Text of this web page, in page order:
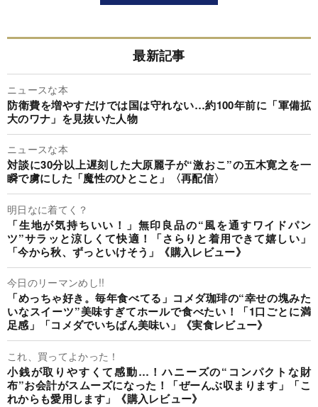
最新記事
ニュースな本
防衛費を増やすだけでは国は守れない…約100年前に「軍備拡
大のワナ」を見抜いた人物
ニュースな本
対談に30分以上遅刻した大原麗子が“激おこ”の五木寛之を一
瞬で虜にした「魔性のひとこと」〈再配信〉
明日なに着てく？
「生地が気持ちいい！」無印良品の“風を通すワイドパン
ツ”サラッと涼しくて快適！「さらりと着用できて嬉しい」
「今から秋、ずっといけそう」《購入レビュー》
今日のリーマンめし!!
「めっちゃ好き。毎年食べてる」コメダ珈琲の“幸せの塊みた
いなスイーツ”美味すぎてホールで食べたい！「1口ごとに満
足感」「コメダでいちばん美味い」《実食レビュー》
これ、買ってよかった！
小銭が取りやすくて感動…！ハニーズの“コンパクトな財
布”お会計がスムーズになった！「ぜーんぶ収まります」「こ
れからも愛用します」《購入レビュー》